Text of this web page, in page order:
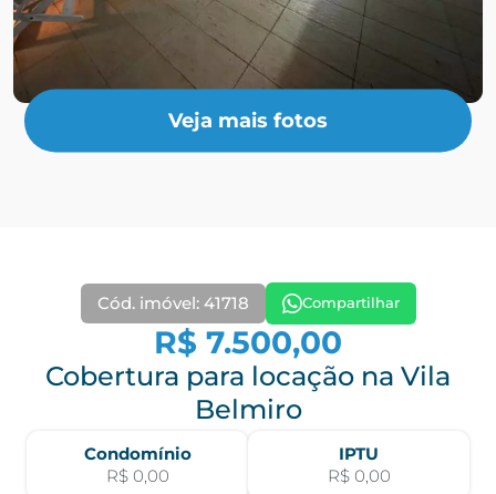
Veja mais fotos
Cód. imóvel: 41718 Compartilhar
R$ 7.500,00
Cobertura para locação na Vila
Belmiro
Condomínio
R$ 0,00
IPTU
R$ 0,00